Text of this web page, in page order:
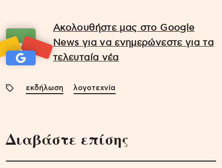
Ακολουθήστε μας στο Google
News για να ενημερώνεστε για τα
τελευταία νέα
εκδήλωση λογοτεχνία
Διαβάστε επίσης